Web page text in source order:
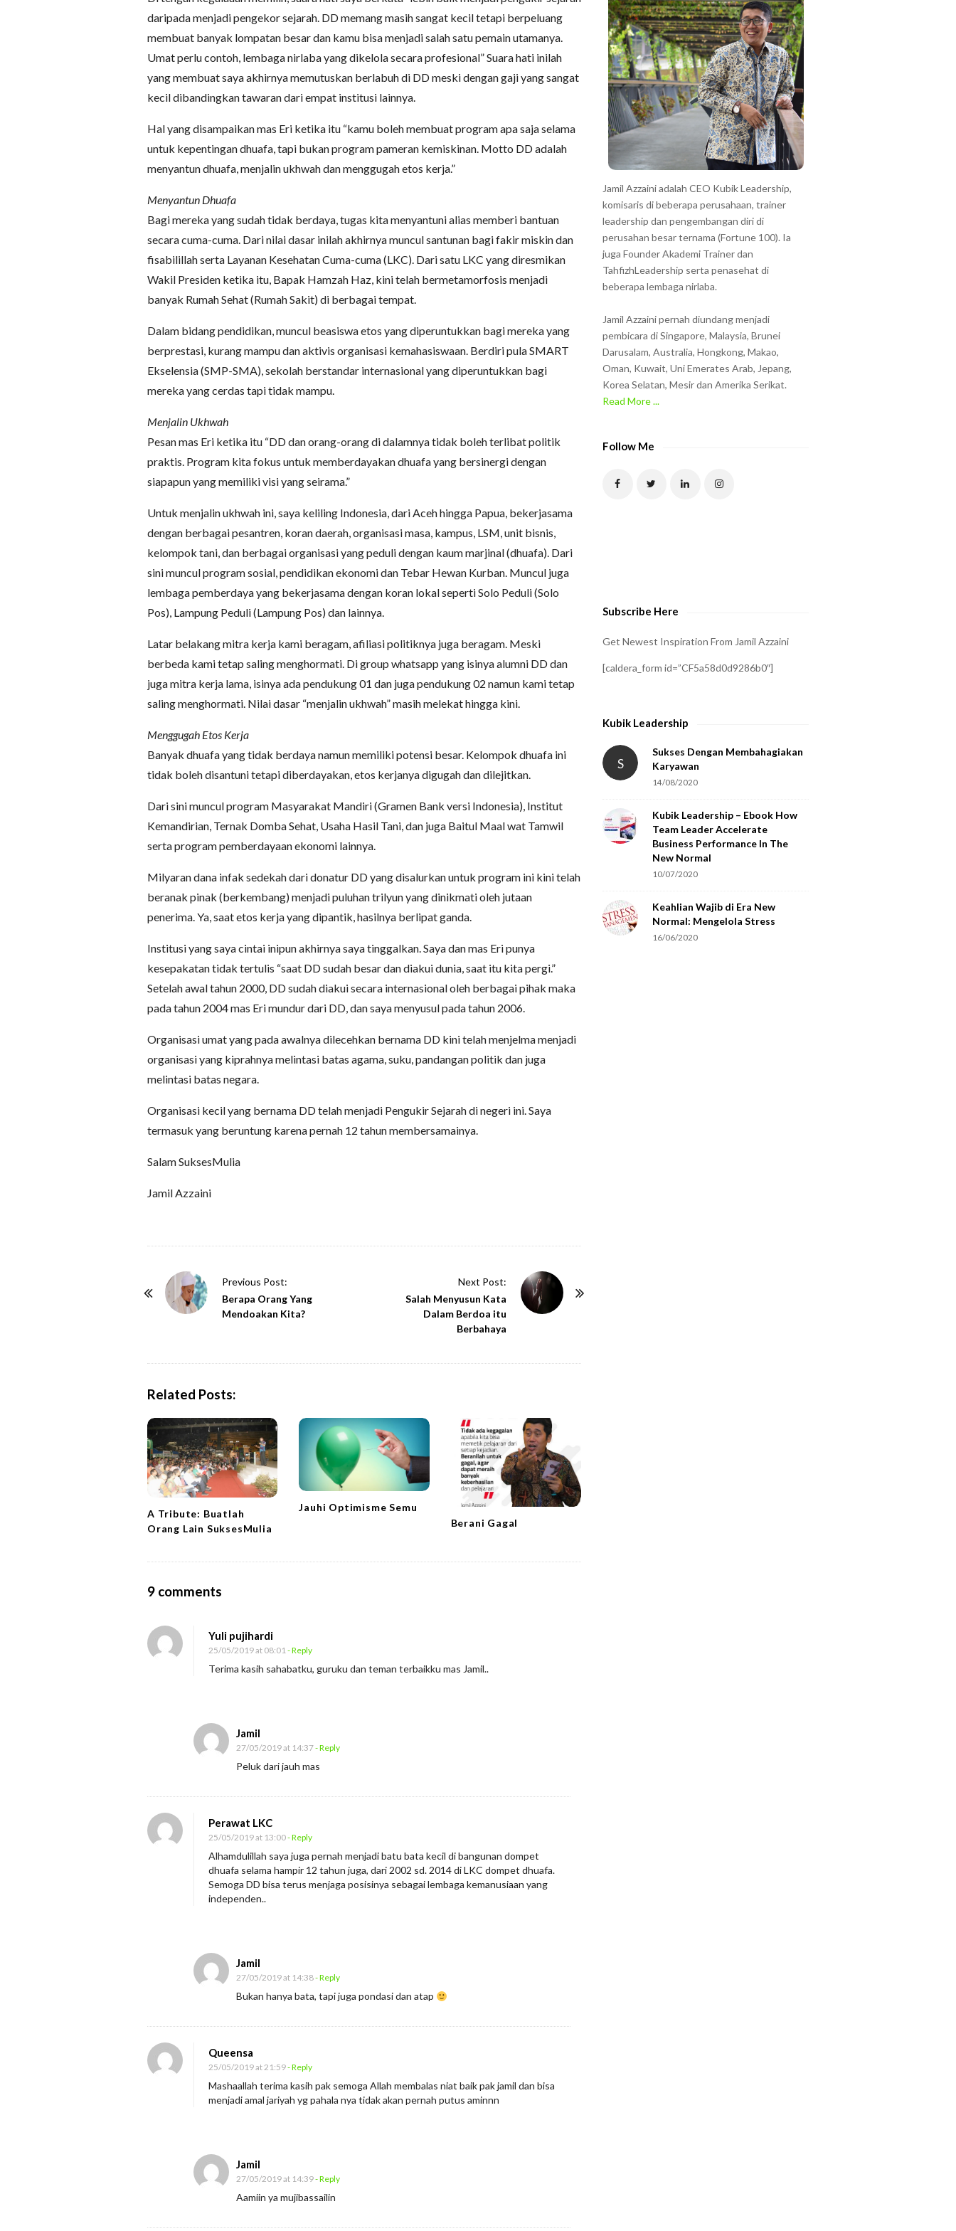
daripada menjadi pengekor sejarah. DD memang masih sangat kecil tetapi berpeluang
membuat banyak lompatan besar dan kamu bisa menjadi salah satu pemain utamanya.
Umat perlu contoh, lembaga nirlaba yang dikelola secara profesional” Suara hati inilah
yang membuat saya akhirnya memutuskan berlabuh di DD meski dengan gaji yang sangat
kecil dibandingkan tawaran dari empat institusi lainnya.
Hal yang disampaikan mas Eri ketika itu “kamu boleh membuat program apa saja selama
untuk kepentingan dhuafa, tapi bukan program pameran kemiskinan. Motto DD adalah
menyantun dhuafa, menjalin ukhwah dan menggugah etos kerja.”
Menyantun Dhuafa
Bagi mereka yang sudah tidak berdaya, tugas kita menyantuni alias memberi bantuan
secara cuma-cuma. Dari nilai dasar inilah akhirnya muncul santunan bagi fakir miskin dan
fisabilillah serta Layanan Kesehatan Cuma-cuma (LKC). Dari satu LKC yang diresmikan
Wakil Presiden ketika itu, Bapak Hamzah Haz, kini telah bermetamorfosis menjadi
banyak Rumah Sehat (Rumah Sakit) di berbagai tempat.
Dalam bidang pendidikan, muncul beasiswa etos yang diperuntukkan bagi mereka yang
berprestasi, kurang mampu dan aktivis organisasi kemahasiswaan. Berdiri pula SMART
Ekselensia (SMP-SMA), sekolah berstandar internasional yang diperuntukkan bagi
mereka yang cerdas tapi tidak mampu.
Menjalin Ukhwah
Pesan mas Eri ketika itu “DD dan orang-orang di dalamnya tidak boleh terlibat politik
praktis. Program kita fokus untuk memberdayakan dhuafa yang bersinergi dengan
siapapun yang memiliki visi yang seirama.”
Untuk menjalin ukhwah ini, saya keliling Indonesia, dari Aceh hingga Papua, bekerjasama
dengan berbagai pesantren, koran daerah, organisasi masa, kampus, LSM, unit bisnis,
kelompok tani, dan berbagai organisasi yang peduli dengan kaum marjinal (dhuafa). Dari
sini muncul program sosial, pendidikan ekonomi dan Tebar Hewan Kurban. Muncul juga
lembaga pemberdaya yang bekerjasama dengan koran lokal seperti Solo Peduli (Solo
Pos), Lampung Peduli (Lampung Pos) dan lainnya.
Latar belakang mitra kerja kami beragam, afiliasi politiknya juga beragam. Meski
berbeda kami tetap saling menghormati. Di group whatsapp yang isinya alumni DD dan
juga mitra kerja lama, isinya ada pendukung 01 dan juga pendukung 02 namun kami tetap
saling menghormati. Nilai dasar “menjalin ukhwah” masih melekat hingga kini.
Menggugah Etos Kerja
Banyak dhuafa yang tidak berdaya namun memiliki potensi besar. Kelompok dhuafa ini
tidak boleh disantuni tetapi diberdayakan, etos kerjanya digugah dan dilejitkan.
Dari sini muncul program Masyarakat Mandiri (Gramen Bank versi Indonesia), Institut
Kemandirian, Ternak Domba Sehat, Usaha Hasil Tani, dan juga Baitul Maal wat Tamwil
serta program pemberdayaan ekonomi lainnya.
Milyaran dana infak sedekah dari donatur DD yang disalurkan untuk program ini kini telah
beranak pinak (berkembang) menjadi puluhan trilyun yang dinikmati oleh jutaan
penerima. Ya, saat etos kerja yang dipantik, hasilnya berlipat ganda.
Institusi yang saya cintai inipun akhirnya saya tinggalkan. Saya dan mas Eri punya
kesepakatan tidak tertulis “saat DD sudah besar dan diakui dunia, saat itu kita pergi.”
Setelah awal tahun 2000, DD sudah diakui secara internasional oleh berbagai pihak maka
pada tahun 2004 mas Eri mundur dari DD, dan saya menyusul pada tahun 2006.
Organisasi umat yang pada awalnya dilecehkan bernama DD kini telah menjelma menjadi
organisasi yang kiprahnya melintasi batas agama, suku, pandangan politik dan juga
melintasi batas negara.
Organisasi kecil yang bernama DD telah menjadi Pengukir Sejarah di negeri ini. Saya
termasuk yang beruntung karena pernah 12 tahun membersamainya.
Salam SuksesMulia
Jamil Azzaini
Previous Post:
Berapa Orang Yang
Mendoakan Kita?
Next Post:
Salah Menyusun Kata
Dalam Berdoa itu
Berbahaya
Related Posts:
A Tribute: Buatlah
Orang Lain SuksesMulia
Jauhi Optimisme Semu
Berani Gagal
9 comments
D
o
m
t
D
a
f
a
P
e
n
k
j
a
r
a
Yuli pujihardi
25/05/2019 at 08:01- Reply
Terima kasih sahabatku, guruku dan teman terbaikku mas Jamil..
Jamil
27/05/2019 at 14:37- Reply
Peluk dari jauh mas
Perawat LKC
25/05/2019 at 13:00- Reply
Alhamdulillah saya juga pernah menjadi batu bata kecil di bangunan dompet
dhuafa selama hampir 12 tahun juga, dari 2002 sd. 2014 di LKC dompet dhuafa.
Semoga DD bisa terus menjaga posisinya sebagai lembaga kemanusiaan yang
independen..
Jamil
27/05/2019 at 14:38- Reply
Bukan hanya bata, tapi juga pondasi dan atap
Queensa
25/05/2019 at 21:59- Reply
Mashaallah terima kasih pak semoga Allah membalas niat baik pak jamil dan bisa
menjadi amal jariyah yg pahala nya tidak akan pernah putus aminnn
Jamil
27/05/2019 at 14:39- Reply
Aamiin ya mujibassailin
Jamil Azzaini adalah CEO Kubik Leadership,
komisaris di beberapa perusahaan, trainer
leadership dan pengembangan diri di
perusahan besar ternama (Fortune 100). Ia
juga Founder Akademi Trainer dan
TahfizhLeadership serta penasehat di
beberapa lembaga nirlaba.
Jamil Azzaini pernah diundang menjadi
pembicara di Singapore, Malaysia, Brunei
Darusalam, Australia, Hongkong, Makao,
Oman, Kuwait, Uni Emerates Arab, Jepang,
Korea Selatan, Mesir dan Amerika Serikat.
Read More ...
Follow Me
Subscribe Here
Get Newest Inspiration From Jamil Azzaini
[caldera_form id=”CF5a58d0d9286b0″]
Kubik Leadership
S
Sukses Dengan Membahagiakan
Karyawan
14/08/2020
Kubik Leadership – Ebook How
Team Leader Accelerate
Business Performance In The
New Normal
10/07/2020
Keahlian Wajib di Era New
Normal: Mengelola Stress
16/06/2020